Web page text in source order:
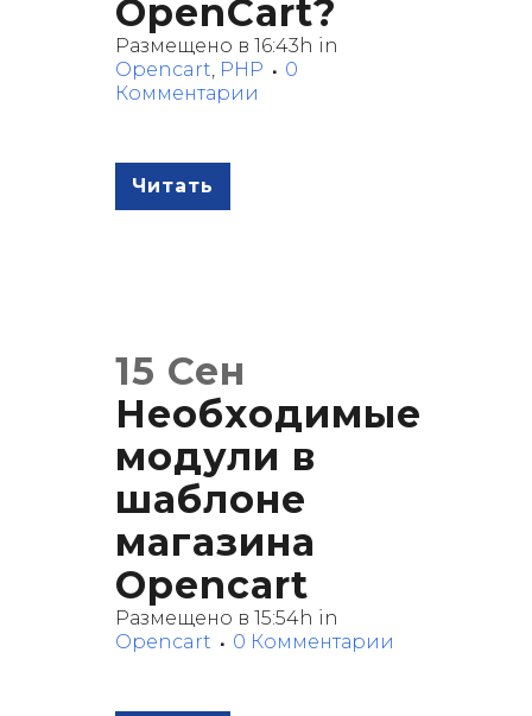
OpenCart?
Размещено в 16:43h in
Opencart, PHP
0
Комментарии
Читать
15 Сен
Необходимые
модули в
шаблоне
магазина
Opencart
Размещено в 15:54h in
Opencart
0 Комментарии